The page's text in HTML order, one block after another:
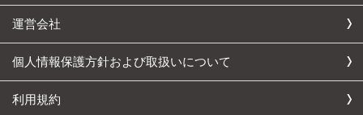
運営会社
個人情報保護方針および取扱いについて
利用規約